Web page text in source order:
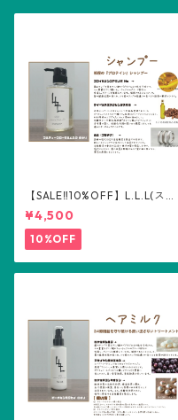
【SALE‼️10%OFF】L.L.L(スリ
ーエル) シャンプー300ml
¥4,500
10%OFF